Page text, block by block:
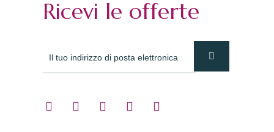
Ricevi le offerte